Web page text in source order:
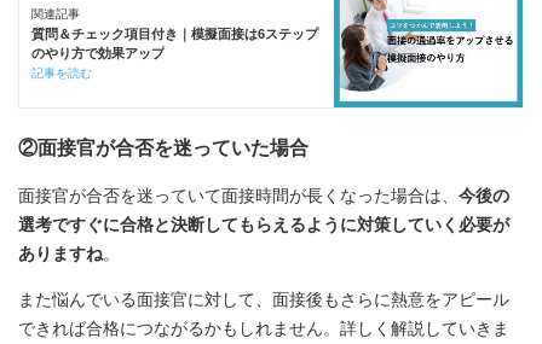
関連記事
質問＆チェック項目付き｜模擬面接は6ステップ
のやり方で効果アップ
記事を読む
②面接官が合否を迷っていた場合
面接官が合否を迷っていて面接時間が長くなった場合は、 今後の
選考ですぐに合格と決断してもらえるように対策していく必要が
ありますね。
また悩んでいる面接官に対して、面接後もさらに熱意をアピール
できれば合格につながるかもしれません。詳しく解説していきま